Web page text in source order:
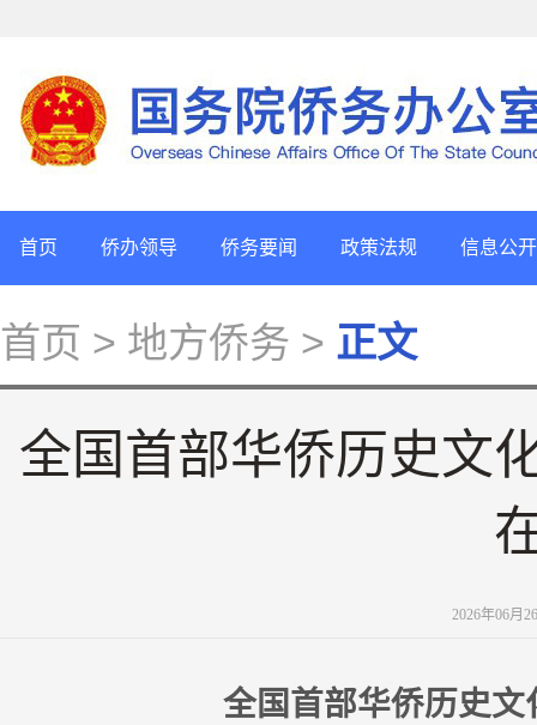
首页 侨办领导 侨务要闻 政策法规 信息公开
首页 > 地方侨务 > 正文
全国首部华侨历史文
2026年06月
全国首部华侨历史